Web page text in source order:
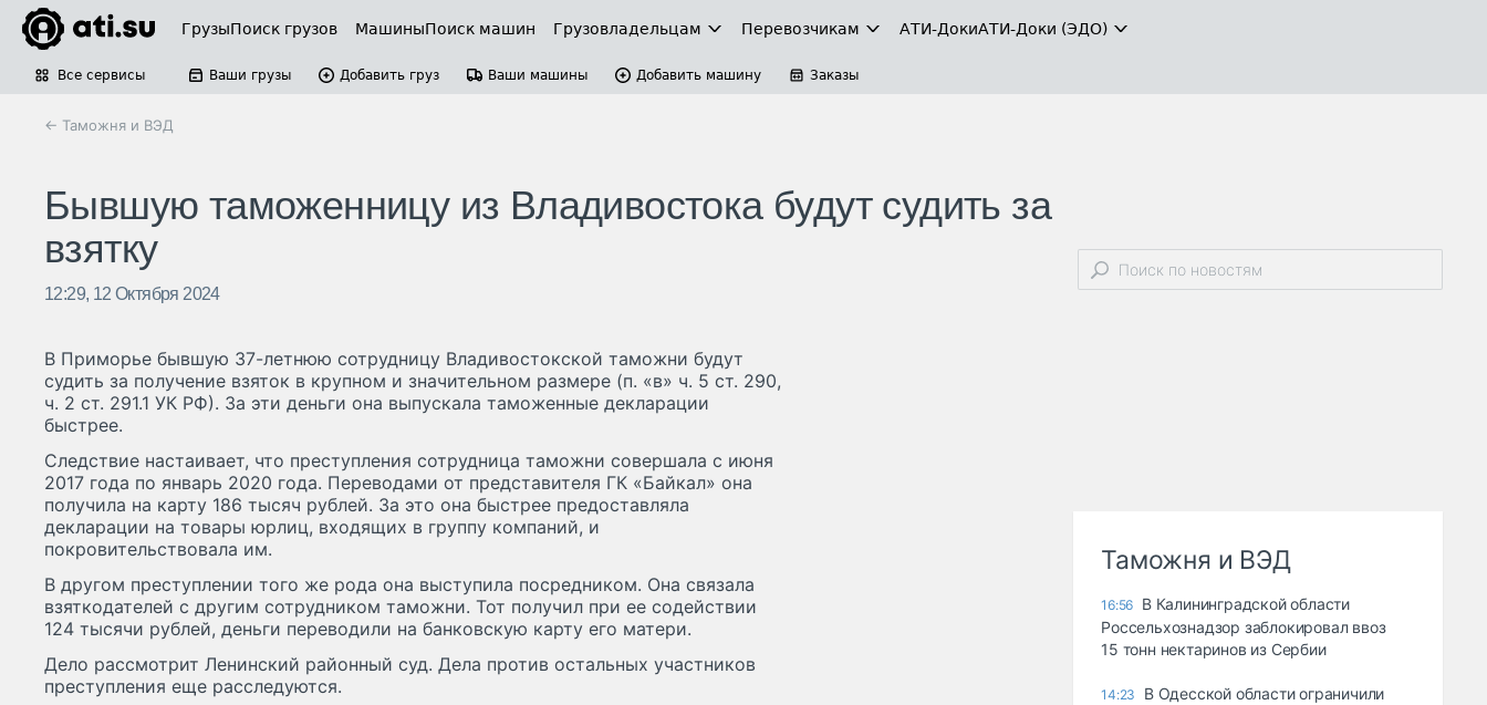
ГрузыПоиск грузов МашиныПоиск машин Грузовладельцам Перевозчикам АТИ-ДокиАТИ-Доки (ЭДО)
Все сервисы Ваши грузы Добавить груз Ваши машины Добавить машину Заказы
← Таможня и ВЭД
Бывшую таможенницу из Владивостока будут судить за
взятку
12:29, 12 Октября 2024
В Приморье бывшую 37-летнюю сотрудницу Владивостокской таможни будут
судить за получение взяток в крупном и значительном размере (п. «в» ч. 5 ст. 290,
ч. 2 ст. 291.1 УК РФ). За эти деньги она выпускала таможенные декларации
быстрее.
Следствие настаивает, что преступления сотрудница таможни совершала с июня
2017 года по январь 2020 года. Переводами от представителя ГК «Байкал» она
получила на карту 186 тысяч рублей. За это она быстрее предоставляла
декларации на товары юрлиц, входящих в группу компаний, и
покровительствовала им.
В другом преступлении того же рода она выступила посредником. Она связала
взяткодателей с другим сотрудником таможни. Тот получил при ее содействии
124 тысячи рублей, деньги переводили на банковскую карту его матери.
Дело рассмотрит Ленинский районный суд. Дела против остальных участников
преступления еще расследуются.
Таможня и ВЭД
16:56 В Калининградской области
Россельхознадзор заблокировал ввоз
15 тонн нектаринов из Сербии
14:23
В Одесской области ограничили